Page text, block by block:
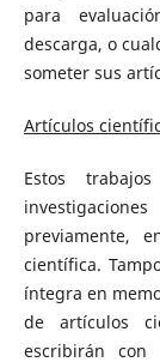
para
descarga, o
someter sus
Artículos
Estos
previamente,
científica.
íntegra en
de artículos
escribirán con